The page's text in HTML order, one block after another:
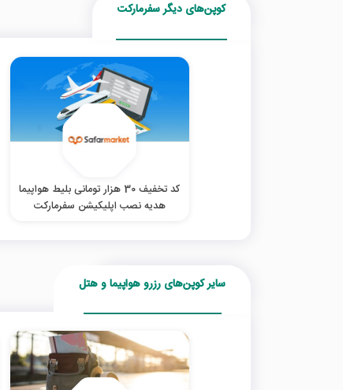
کوپن‌های دیگر سفرمارکت
کد تخفیف 30 هزار تومانی بلیط هواپیما
هدیه نصب اپلیکیشن سفرمارکت
سایر کوپن‌های رزرو هواپیما و هتل